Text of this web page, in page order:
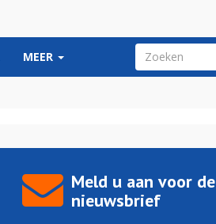
MEER ZOEKVELD
Meld u aan voor de
nieuwsbrief